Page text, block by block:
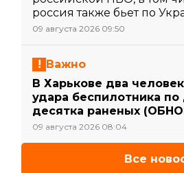
россия также бьет по
09 августа 2026 09:50
Важно
В Харькове два
удара беспилотника
десятка раненых
09 августа 2026 08:04
Все